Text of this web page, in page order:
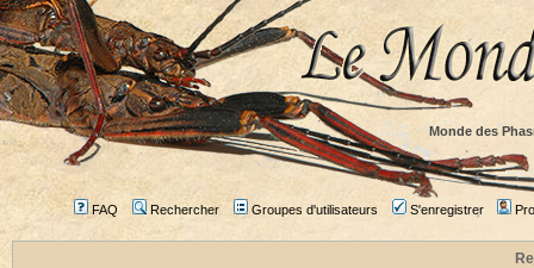
Monde des
FAQ Rechercher Groupes d'utilisateurs S'enregistrer